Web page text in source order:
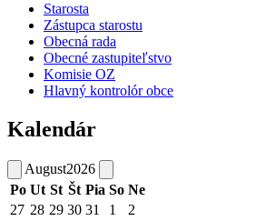
Starosta
Zástupca starostu
Obecná rada
Obecné zastupiteľstvo
Komisie OZ
Hlavný kontrolór obce
Kalendár
August2026
Po Ut St Št Pia So Ne
27 28 29 30 31 1
2